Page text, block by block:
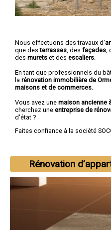
Nous effectuons des travaux d'
que desterrasses , des façades
des murets et des escaliers
En tant que professionnels du
la rénovation immobilière de
maisons et de commerces
Vous avez une maison ancienne
cherchez une entreprise de
d'état ?
Faites confiance à la société
Rénovation